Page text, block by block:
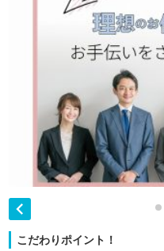

こだわりポイント！